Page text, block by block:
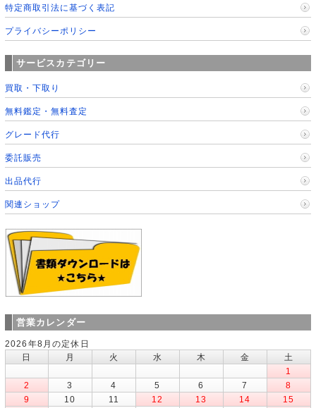
特定商取引法に基づく表記
プライバシーポリシー
サービスカテゴリー
買取・下取り
無料鑑定・無料査定
グレード代行
委託販売
出品代行
関連ショップ
営業カレンダー
2026年8月の定休日
日
月 火 水 木 金
土
1
2
3 4 5 6 7
8
9
10 11 12 13 14
15